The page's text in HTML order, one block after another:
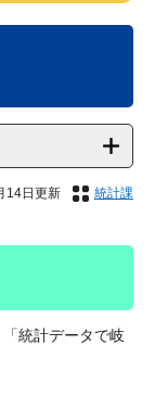
14日更新 統計課
統計データで岐